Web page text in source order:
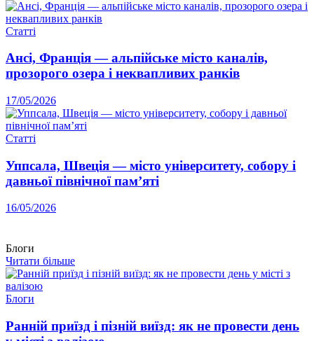
Статті
Ансі, Франція — альпійське місто каналів,
прозорого озера і неквапливих ранків
17/05/2026
Статті
Уппсала, Швеція — місто університету, собору і
давньої північної пам’яті
16/05/2026
Блоги
Читати більше
Блоги
Ранній приїзд і пізній виїзд: як не провести день